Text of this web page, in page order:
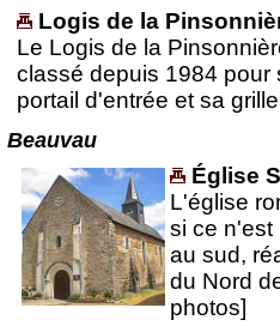
Logis de la
Le Logis de la
classé depuis 1984 pour
portail d'entrée et sa
Beauvau
Église
L'église
si ce n'est
au sud,
du Nord
photos]